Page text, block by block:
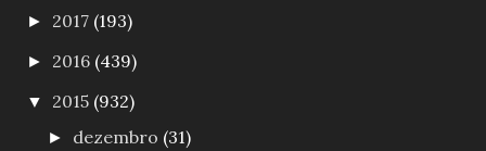
► 2017 (193)
► 2016 (439)
▼ 2015 (932)
► dezembro (31)